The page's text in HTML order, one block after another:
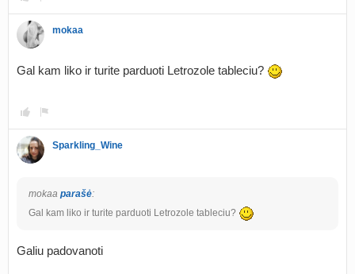
mokaa
Gal kam liko ir turite parduoti Letrozole tableciu?
Sparkling_Wine
mokaa parašė:
Gal kam liko ir turite parduoti Letrozole tableciu?
Galiu padovanoti